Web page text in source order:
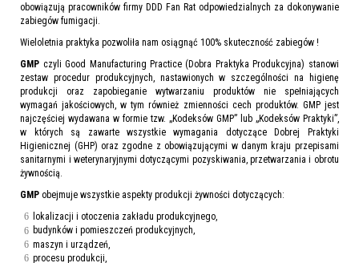
obowiązują pracowników firmy DDD Fan Rat odpowiedzialnych za dokonywanie
zabiegów fumigacji.
Wieloletnia praktyka pozwoliła nam osiągnąć 100% skuteczność zabiegów !
GMP czyli Good Manufacturing Practice (Dobra Praktyka Produkcyjna) stanowi
zestaw procedur produkcyjnych, nastawionych w szczególności na higienę
produkcji oraz zapobieganie wytwarzaniu produktów nie spełniających
wymagań jakościowych, w tym również zmienności cech produktów. GMP jest
najczęściej wydawana w formie tzw. „Kodeksów GMP” lub „Kodeksów Praktyki”,
w których są zawarte wszystkie wymagania dotyczące Dobrej Praktyki
Higienicznej (GHP) oraz zgodne z obowiązującymi w danym kraju przepisami
sanitarnymi i weterynaryjnymi dotyczącymi pozyskiwania, przetwarzania i obrotu
żywnością.
GMP obejmuje wszystkie aspekty produkcji żywności dotyczących:
lokalizacji i otoczenia zakładu produkcyjnego,
budynków i pomieszczeń produkcyjnych,
maszyn i urządzeń,
procesu produkcji,